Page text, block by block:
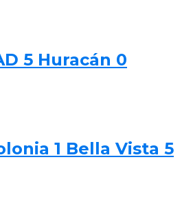
5 Huracán 0
1 Bella Vista 5